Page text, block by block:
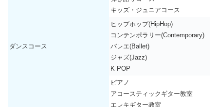
キッズ・ジュニアコース
ダンスコース
ヒップホップ(HipHop)
コンテンポラリー(Contemporary)
バレエ(Ballet)
ジャズ(Jazz)
K-POP
ピアノ
アコースティックギター教室
エレキギター教室